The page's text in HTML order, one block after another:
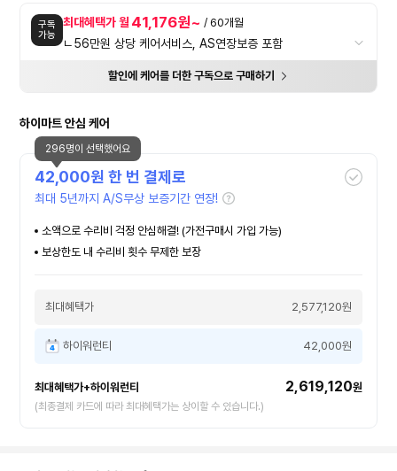
구독
가능
최대혜택가 월 41,176원~ / 60개월
ㄴ56만원 상당 케어서비스, AS연장보증 포함
할인에 케어를 더한 구독으로 구매하기
하이마트 안심 케어
42,000원 한 번 결제로
최대 5년까지 A/S무상 보증기간 연장!
소액으로 수리비 걱정 안심해결! (가전구매시 가입 가능)
보상한도 내 수리비 횟수 무제한 보장
최대혜택가 2,577,120원
하이워런티 42,000원
최대혜택가+하이워런티 2,619,120원
(최종결제 카드에 따라 최대혜택가는 상이할 수 있습니다.)
296명이 선택했어요